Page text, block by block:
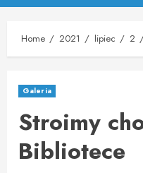
Menu
Home 2021 lipiec 2
Galeria
Stroimy
Bibliotece